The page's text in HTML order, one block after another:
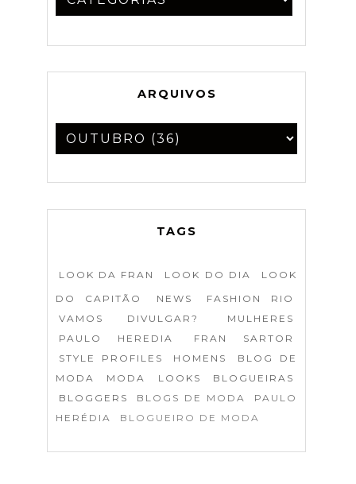
ARQUIVOS
TAGS
LOOK DA FRAN LOOK DO DIA
LOOK
DO CAPITÃO
NEWS
FASHION RIO
VAMOS DIVULGAR?
MULHERES
PAULO HEREDIA
FRAN SARTOR
STYLE PROFILES
HOMENS
BLOG DE
MODA
MODA LOOKS
BLOGUEIRAS
BLOGGERS
BLOGS DE MODA
PAULO
HERÉDIA
BLOGUEIRO DE MODA